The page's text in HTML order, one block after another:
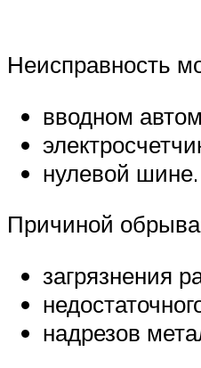
Неисправность
вводном
нулевой шине.
Причиной обрыва
загрязнения
надрезов